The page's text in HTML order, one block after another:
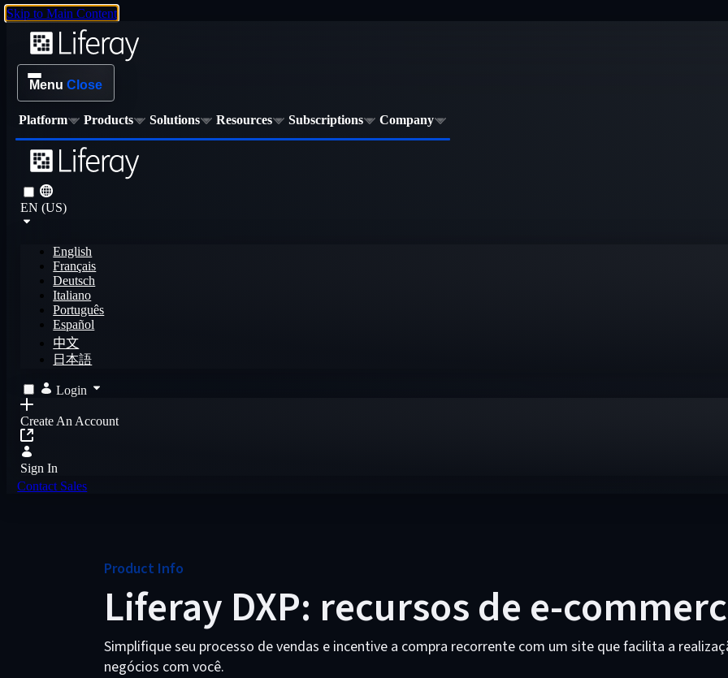
Skip to Main Content
Menu Close
Platform Products Solutions Resources Subscriptions Company
EN (US)
English
Français
Deutsch
Italiano
Português
Español
中文
日本語
Login
Create An Account
Sign In
Contact Sales
Product Info
Liferay DXP: recursos de e-
Simplifique seu processo de vendas e incentive a compra recorrente com um site que facilita a
negócios com você.